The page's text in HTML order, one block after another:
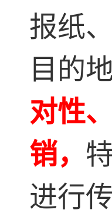
报纸
目的
对性
销，
进行